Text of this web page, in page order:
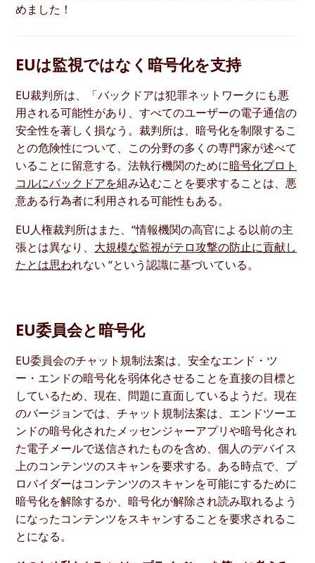
めました！
EUは監視ではなく暗号化を支持
EU裁判所は、「バックドアは犯罪ネットワークにも悪
用される可能性があり、すべてのユーザーの電子通信の
安全性を著しく損なう。裁判所は、暗号化を制限するこ
との危険性について、この分野の多くの専門家が述べて
いることに留意する。法執行機関のために暗号化プロト
コルにバックドアを組み込むことを要求することは、悪
意ある行為者に利用される可能性もある。
EU人権裁判所はまた、“情報機関の高官による以前の主
張とは異なり、 大規模な監視がテロ攻撃の防止に貢献し
たとは思われない “という認識に基づいている。
EU委員会と暗号化
EU委員会のチャット規制法案は、安全なエンド・ツ
ー・エンドの暗号化を弱体化させることを直接の目標と
しているため、現在、問題に直面しているようだ。現在
のバージョンでは、チャット規制法案は、エンドツーエ
ンドの暗号化されたメッセンジャーアプリや暗号化され
た電子メールで送信されたものを含め、個人のデバイス
上のコンテンツのスキャンを要求する。ある時点で、プ
ロバイダーはコンテンツのスキャンを可能にするために
暗号化を解除するか、暗号化が解除され読み取れるよう
になったコンテンツをスキャンすることを要求されるこ
とになる。